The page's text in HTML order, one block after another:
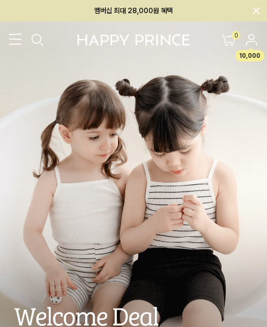
회원전용 아울렛, 가입하면 ~60% 할인!
0
10,000